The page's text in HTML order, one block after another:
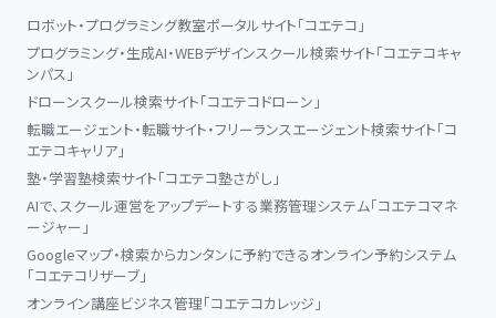
ロボット・プログラミング教室ポータルサイト「コエテコ」
プログラミング・生成AI・WEBデザインスクール検索サイト「コエテコキャ
ンパス」
ドローンスクール検索サイト「コエテコドローン」
転職エージェント・転職サイト・フリーランスエージェント検索サイト「コ
エテコキャリア」
塾・学習塾検索サイト「コエテコ塾さがし」
AIで、スクール運営をアップデートする業務管理システム「コエテコマネ
ージャー」
Googleマップ・検索からカンタンに予約できるオンライン予約システム
「コエテコリザーブ」
オンライン講座ビジネス管理「コエテコカレッジ」